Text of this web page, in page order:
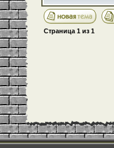
Страница 1 из 1